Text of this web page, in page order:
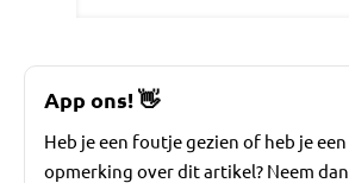
App ons!👋
Heb je een foutje gezien of heb je een
opmerking over dit artikel? Neem dan